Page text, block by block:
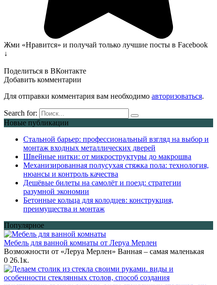
Жми «Нравится» и получай только лучшие посты в Facebook
↓
Поделиться в ВКонтакте
Добавить комментарии
Для отправки комментария вам необходимо авторизоваться.
Search for:
Новые публикации
Стальной барьер: профессиональный взгляд на выбор и
монтаж входных металлических дверей
Швейные нитки: от микроструктуры до макрошва
Механизированная полусухая стяжка пола: технология,
нюансы и контроль качества
Дешёвые билеты на самолёт и поезд: стратегии
разумной экономии
Бетонные кольца для колодцев: конструкция,
преимущества и монтаж
Популярное
Мебель для ванной комнаты от Леруа Мерлен
Возможности от «Леруа Мерлен» Ванная – самая маленькая
0 26.1к.